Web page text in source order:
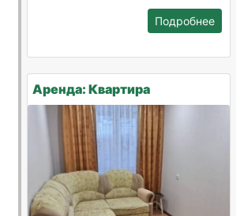
Подробнее
Аренда: Квартира